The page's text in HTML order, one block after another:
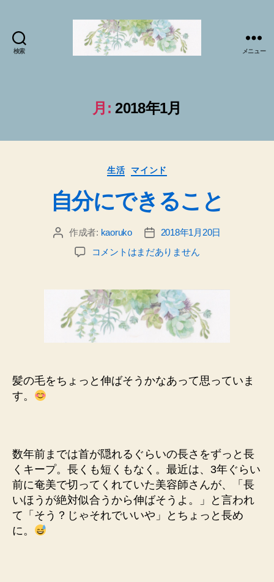
検索
ー
ル
ラ
テ
ス
で
か
お
日
記
_
メニュー
月: 2018年1月
カ
ゴ
リ
生活 マインド
自分にできること
投 作成者: kaoruko
投
稿
2018年1月20日
自
で
き
る
こ
と
コメントはまだありません
髪の毛をちょっと伸ばそうかなあって思っていま
す。
数年前までは首が隠れるぐらいの長さをずっと長
くキープ。長くも短くもなく。最近は、3年ぐらい
前に奄美で切ってくれていた美容師さんが、「長
いほうが絶対似合うから伸ばそうよ。」と言われ
て「そう？じゃそれでいいや」とちょっと長め
に。